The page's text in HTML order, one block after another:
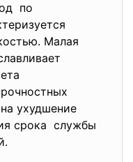
по
Малая
ухудшение
срока службы